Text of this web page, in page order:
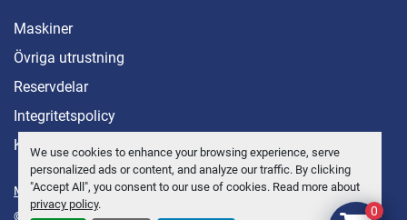
We use cookies to enhance your browsing experience, serve
personalized ads or content, and analyze our traffic. By clicking
"Accept All", you consent to our use of cookies. Read more about
privacy policy.
Maskiner
Övriga utrustning
Reservdelar
Integritetspolicy
Kontakt
Manage Cookies
© Copyright Anders Brolin AB 2026 0